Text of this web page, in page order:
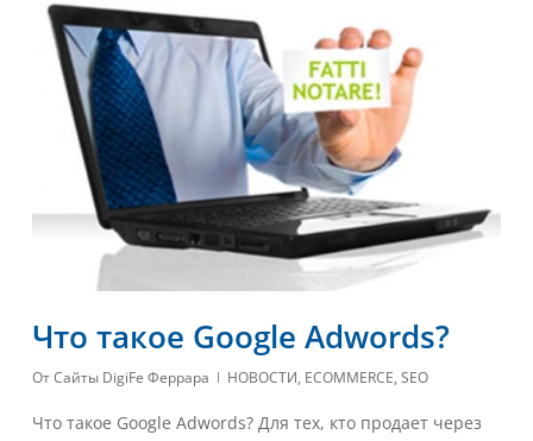
Что такое Google Adwords?
ОтСайты DigiFe Феррара НОВОСТИ, ECOMMERCE, SEO
Что такое Google Adwords? Для тех, кто продает через